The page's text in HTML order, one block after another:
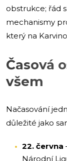
obstrukce; řád
mechanismy
který na
Časová
všem
Načasování
důležité jako
22. června
Národní